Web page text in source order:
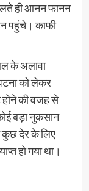
ही आनन फानन
पहुंचे। काफी
के अलावा
को लेकर
होने की वजह से
बड़ा नुकसान
कुछ देर के लिए
हो गया था।